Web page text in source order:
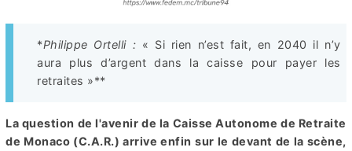
*Philippe Ortelli : « Si rien n’est fait, en 2040 il n’y
aura plus d’argent dans la caisse pour payer les
retraites »**
La question de l'avenir de la Caisse Autonome de Retraite
de Monaco (C.A.R.) arrive enfin sur le devant de la scène,